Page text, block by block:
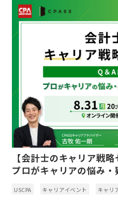
【会計士のキャリア戦
プロがキャリアの悩み・
USCPA キャリアイベント キャリ